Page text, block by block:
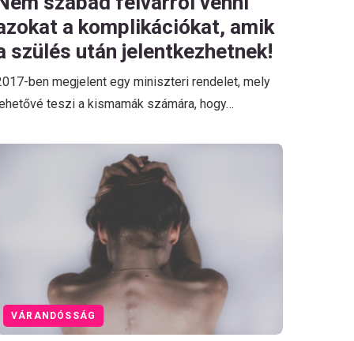
a komplikációkat, amik
szülés után jelentkezhetnek!
ben megjelent egy miniszteri rendelet, mely
teszi a kismamák számára, hogy…
VÁRANDÓSSÁG